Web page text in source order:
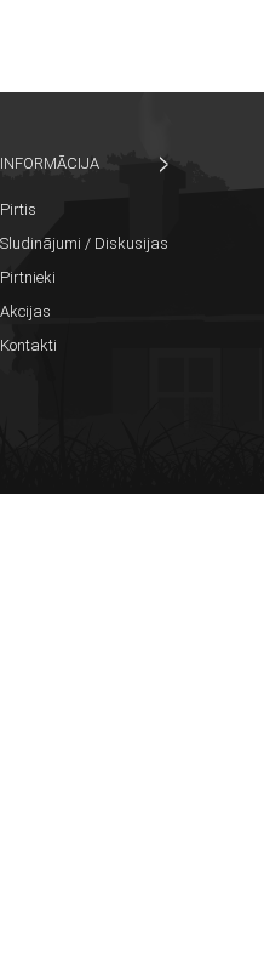
INFORMĀCIJA
Pirtis
Sludinājumi / Diskusijas
Pirtnieki
Akcijas
Kontakti